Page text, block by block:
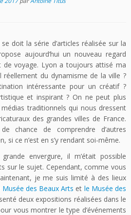
doit la série d’articles réalisée sur la
aujourd’hui un nouveau regard
de voyage. Lyon a toujours attisé ma
réellement du dynamisme de la ville ?
intéressante pour un créatif ?
et inspirant ? On ne peut plus
traditionnels qui nous dressent
des grandes villes de France.
chance de comprendre d’autres
si ce n’est en s’y rendant soi-même.
envergure, il m’était possible
sur le sujet. Cependant, comme vous
je me suis limité à des lieux
Musée des Beaux Arts et le Musée des
deux expositions réalisées dans le
vous montrer le type d’événements